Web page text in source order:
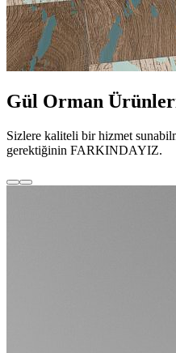
Gül Orman
Sizlere kaliteli bir hizmet
gerektiğinin FARKINDAYIZ.